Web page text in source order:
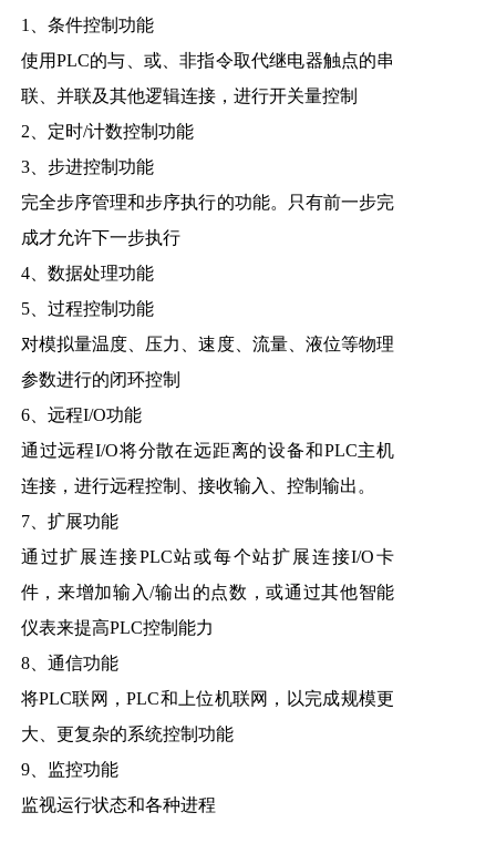
1、条件控制功能
使用PLC的与、或、非指令取代继电器触点的串
联、并联及其他逻辑连接，进行开关量控制
2、定时/计数控制功能
3、步进控制功能
完全步序管理和步序执行的功能。只有前一步完
成才允许下一步执行
4、数据处理功能
5、过程控制功能
对模拟量温度、压力、速度、流量、液位等物理
参数进行的闭环控制
6、远程I/O功能
通过远程I/O将分散在远距离的设备和PLC主机
连接，进行远程控制、接收输入、控制输出。
7、扩展功能
通过扩展连接PLC站或每个站扩展连接I/O卡
件，来增加输入/输出的点数，或通过其他智能
仪表来提高PLC控制能力
8、通信功能
将PLC联网，PLC和上位机联网，以完成规模更
大、更复杂的系统控制功能
9、监控功能
监视运行状态和各种进程